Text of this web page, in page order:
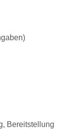
Bereitstellung